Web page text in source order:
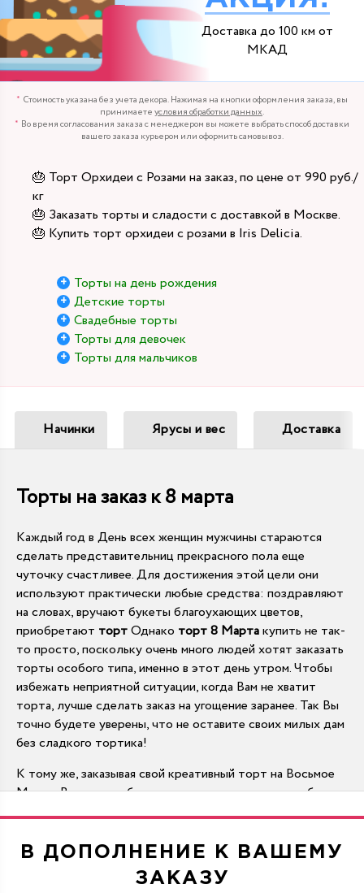
Доставка до 100 км от
МКАД
Стоимость указана без учета декора. Нажимая на кнопки оформления заказа, вы
принимаетеусловия обработки данных.
Во время согласования заказа с менеджером вы можете выбрать способ доставки
вашего заказа курьером или оформить самовывоз.
🎂 Торт Орхидеи с Розами на заказ, по цене от 990 руб./
кг
🎂 Заказать торты и сладости с доставкой в Москве.
🎂 Купить торт орхидеи с розами в Iris Delicia.
Торты на день рождения
Детские торты
Свадебные торты
Торты для девочек
Торты для мальчиков
Начинки Ярусы и вес Доставка
Торты на заказ к 8 марта
Каждый год в День всех женщин мужчины стараются
сделать представительниц прекрасного пола еще
чуточку счастливее. Для достижения этой цели они
используют практически любые средства: поздравляют
на словах, вручают букеты благоухающих цветов,
приобретают тортОднако торт 8 Мартакупить не так-
то просто, поскольку очень много людей хотят заказать
торты особого типа, именно в этот день утром. Чтобы
избежать неприятной ситуации, когда Вам не хватит
торта, лучше сделать заказ на угощение заранее. Так Вы
точно будете уверены, что не оставите своих милых дам
без сладкого тортика!
К тому же, заказывая свой креативный торт на Восьмое
Марта, Вы можете быть уверены в том, что у него будет
именно та начинка и то оформление, которое придется
сводится к тому, чтобы выбрать наиболее подходящий
из имеющихся. А, заказывая торты в кондитерской
студии, Вы знаете, что получите не лучшее из
В ДОПОЛНЕНИЕ К ВАШЕМУ
ЗАКАЗУ